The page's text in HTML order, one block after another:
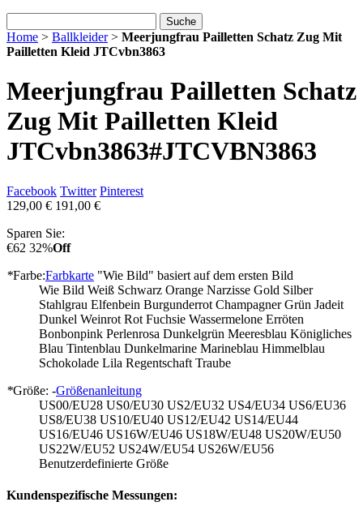
Suche
Home > Ballkleider> Meerjungfrau Pailletten Schatz Zug Mit
Pailletten Kleid JTCvbn3863
Meerjungfrau Pailletten Schatz
Zug Mit Pailletten Kleid
JTCvbn3863#JTCVBN3863
Facebook Twitter Pinterest
129,00 € 191,00 €
Sparen Sie:
€62 32%Off
*Farbe:Farbkarte "Wie Bild" basiert auf dem ersten Bild
Wie Bild Weiß Schwarz Orange Narzisse Gold Silber
Stahlgrau Elfenbein Burgunderrot Champagner Grün Jadeit
Dunkel Weinrot Rot Fuchsie Wassermelone Erröten
Bonbonpink Perlenrosa Dunkelgrün Meeresblau Königliches
Blau Tintenblau Dunkelmarine Marineblau Himmelblau
Schokolade Lila Regentschaft Traube
*Größe: -Größenanleitung
US00/EU28 US0/EU30 US2/EU32 US4/EU34 US6/EU36
US8/EU38 US10/EU40 US12/EU42 US14/EU44
US16/EU46 US16W/EU46 US18W/EU48 US20W/EU50
US22W/EU52 US24W/EU54 US26W/EU56
Benutzerdefinierte Größe
Kundenspezifische Messungen: